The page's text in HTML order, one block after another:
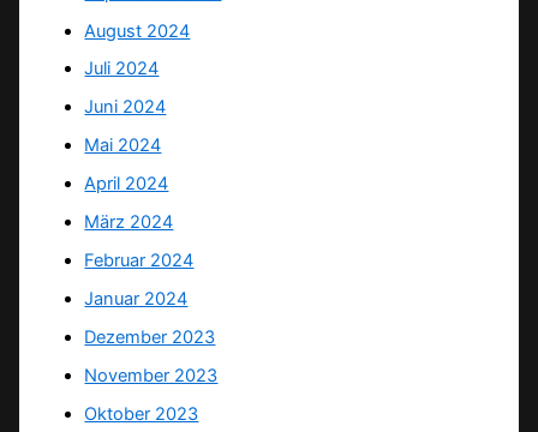
August 2024
Juli 2024
Juni 2024
Mai 2024
April 2024
März 2024
Februar 2024
Januar 2024
Dezember 2023
November 2023
Oktober 2023